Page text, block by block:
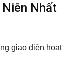
Niên Nhất
giao diện hoạt